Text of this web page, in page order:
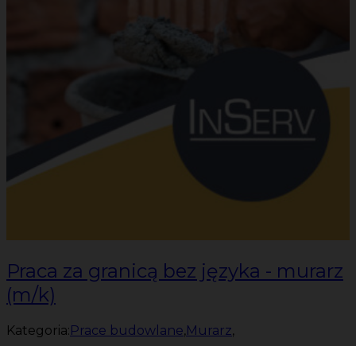
Praca za granicą bez języka - murarz
(m/k)
Kategoria:Prace budowlane,Murarz,